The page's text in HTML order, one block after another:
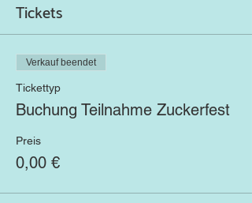
Tickets
Verkauf beendet
Tickettyp
Buchung Teilnahme Zuckerfest
Preis
0,00 €